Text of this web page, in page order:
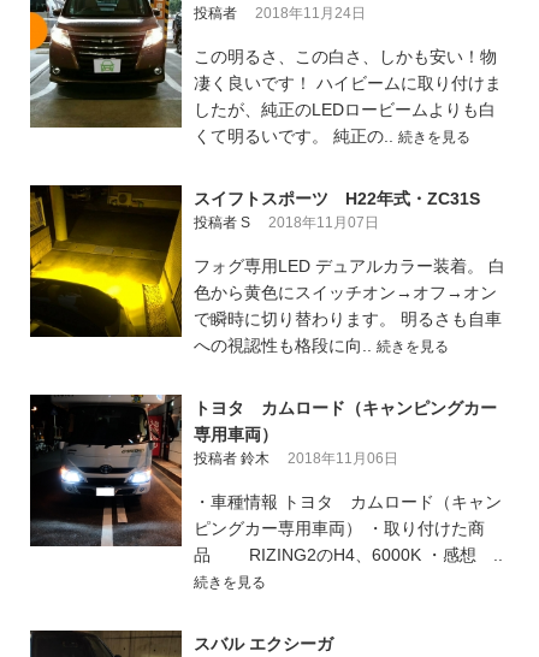
投稿者 2018年11月24日
この明るさ、この白さ、しかも安い！物
凄く良いです！ ハイビームに取り付けま
したが、純正のLEDロービームよりも白
くて明るいです。 純正の.. 続きを見る
スイフトスポーツ H22年式・ZC31S
投稿者 S 2018年11月07日
フォグ専用LED デュアルカラー装着。 白
色から黄色にスイッチオン→オフ→オン
で瞬時に切り替わります。 明るさも自車
への視認性も格段に向.. 続きを見る
トヨタ カムロード（キャンピングカー
専用車両）
投稿者 鈴木 2018年11月06日
・車種情報 トヨタ カムロード（キャン
ピングカー専用車両） ・取り付けた商
品 RIZING2のH4、6000K ・感想 ..
続きを見る
スバル エクシーガ